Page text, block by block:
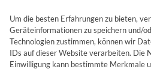
Um die besten Erfahrungen zu bieten,
Geräteinformationen zu speichern und/
Technologien zustimmen, können wir
IDs auf dieser Website verarbeiten. Die
Einwilligung kann bestimmte Merkmale